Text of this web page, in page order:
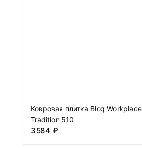
Ковровая плитка Bloq Workplace
Tradition 510
3584 ₽